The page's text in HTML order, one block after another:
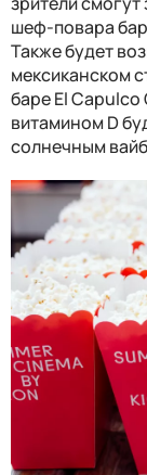
шеф-повара
Также будет
мексиканском
баре El Capulco
витамином D
солнечным